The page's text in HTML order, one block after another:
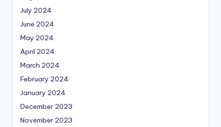
July 2024
June 2024
May 2024
April 2024
March 2024
February 2024
January 2024
December 2023
November 2023